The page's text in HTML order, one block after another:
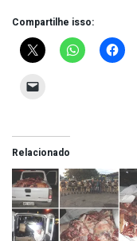
Compartilhe isso:
Relacionado